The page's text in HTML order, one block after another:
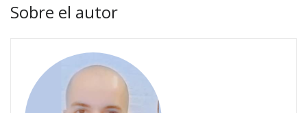
Sobre el autor